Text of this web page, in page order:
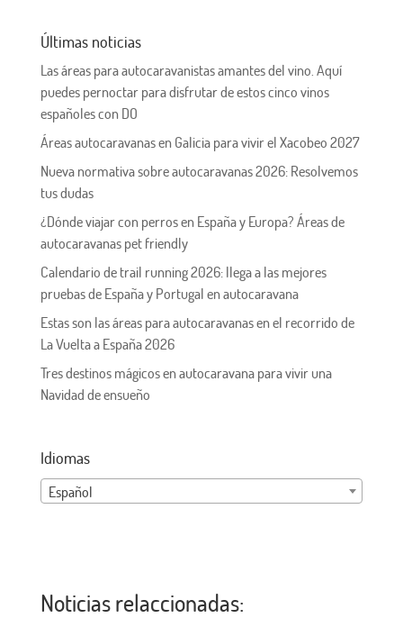
Últimas noticias
Las áreas para autocaravanistas amantes del vino. Aquí
puedes pernoctar para disfrutar de estos cinco vinos
españoles con DO
Áreas autocaravanas en Galicia para vivir el Xacobeo 2027
Nueva normativa sobre autocaravanas 2026: Resolvemos
tus dudas
¿Dónde viajar con perros en España y Europa? Áreas de
autocaravanas pet friendly
Calendario de trail running 2026: llega a las mejores
pruebas de España y Portugal en autocaravana
Estas son las áreas para autocaravanas en el recorrido de
La Vuelta a España 2026
Tres destinos mágicos en autocaravana para vivir una
Navidad de ensueño
Idiomas
Español
Noticias relaccionadas: